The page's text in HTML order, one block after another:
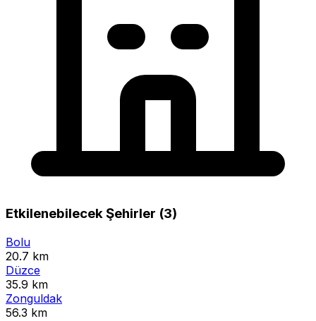
Etkilenebilecek Şehirler (3)
Bolu
20.7 km
Düzce
35.9 km
Zonguldak
56.3 km